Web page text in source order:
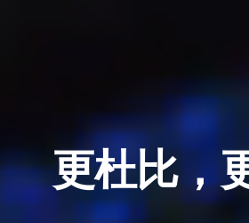
更杜比，